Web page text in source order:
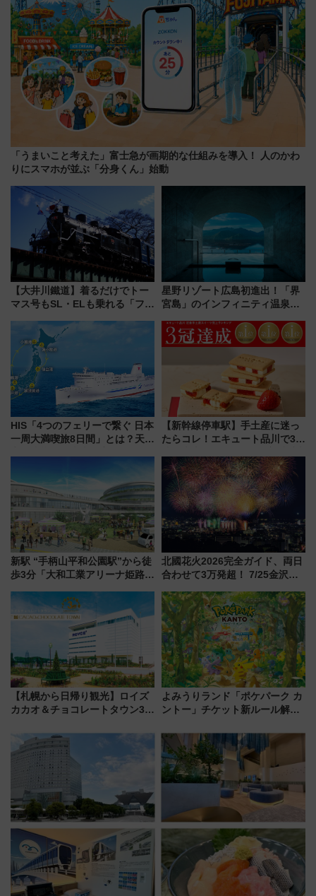
「うまいこと考えた」富士急が画期的な仕組みを導入！ 人のかわ
りにスマホが並ぶ「分身くん」始動
【大井川鐵道】着るだけでトー
マス号もSL・ELも乗れる「フリ
受注販売
星野リゾート広島初進出！「界
宮島」のインフィニティ温泉と
宿泊料金・アクセスは？（2026
年7月23日開業）
HIS「4つのフェリーで繋ぐ 日本
一周大満喫旅8日間」とは？天橋
の絶景＆限定グルメを網羅！煩
雑な手続きも不要でお手軽に楽
しめるプランが登場
【新幹線停車駅】手土産に迷っ
たらコレ！エキュート品川で3年
産スイーツとは？
新駅 “手柄山平和公園駅”から徒
歩3分「大和工業アリーナ姫路」
大相撲巡業など 豪華イベントと
アクセス
北國花火2026完全ガイド、両日
合わせて3万発超！ 7/25金沢大
会の日程・アクセス・観覧席ま
とめ（石川県）
【札幌から日帰り観光】ロイズ
カカオ＆チョコレートタウン3周
詰め放題を開催、ロイズタウン
駅からのアクセスも
よみうりランド「ポケパーク カ
ントー」チケット新ルール解
本人確認が11月スタート